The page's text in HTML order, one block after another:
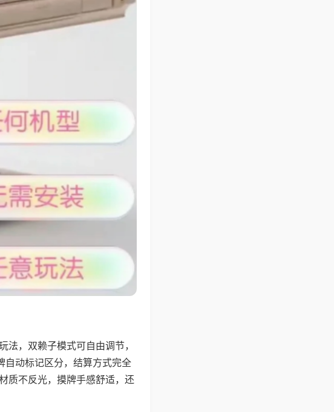
法，双赖子模式可自由调节，
自动标记区分，结算方式完全
质不反光，摸牌手感舒适，还